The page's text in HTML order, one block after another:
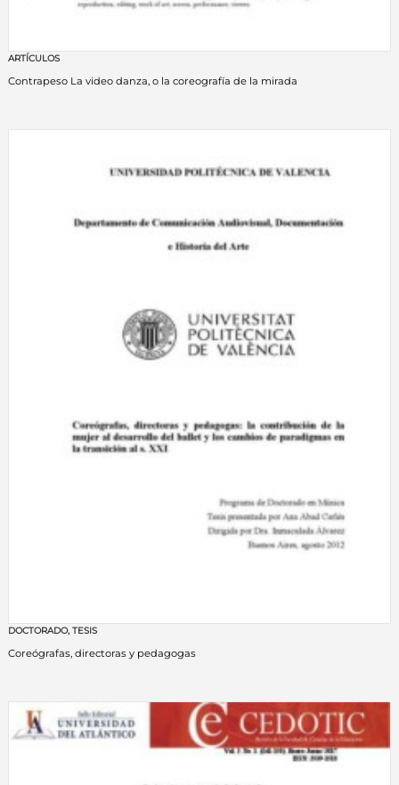
ARTÍCULOS
Contrapeso La video danza, o la coreografía de la mirada
DOCTORADO, TESIS
Coreógrafas, directoras y pedagogas